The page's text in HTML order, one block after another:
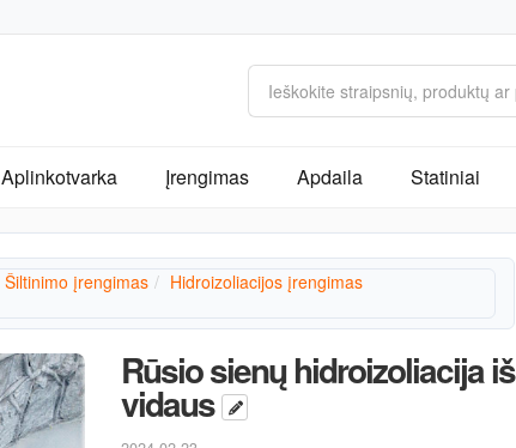
Aplinkotvarka Įrengimas Apdaila Statiniai
Šiltinimo įrengimas
Hidroizoliacijos įrengimas
Rūsio sienų hidroizoliacija iš
vidaus